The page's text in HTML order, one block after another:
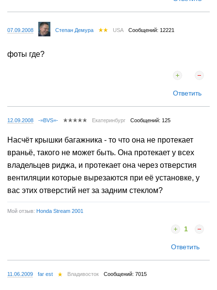
07.09.2008 Степан Демура USA Сообщений: 12221
фоты где?
Ответить
12.09.2008 -=BVS=- Екатеринбург Сообщений: 125
Насчёт крышки багажника - то что она не протекает
враньё, такого не может быть. Она протекает у всех
владельцев риджа, и протекает она через отверстия
вентиляции которые вырезаются при её установке, у
вас этих отверстий нет за задним стеклом?
Мой отзыв: Honda Stream 2001
1
Ответить
11.06.2009 far est Владивосток Сообщений: 7015